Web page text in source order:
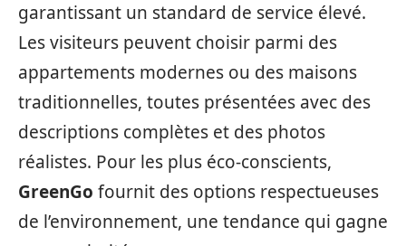
garantissant un standard de service élevé.
Les visiteurs peuvent choisir parmi des
appartements modernes ou des maisons
traditionnelles, toutes présentées avec des
descriptions complètes et des photos
réalistes. Pour les plus éco-conscients,
GreenGo fournit des options respectueuses
de l’environnement, une tendance qui gagne